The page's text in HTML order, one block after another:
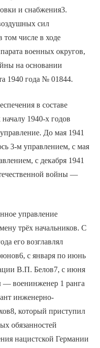
и снабжения3.
сил
числе в ходе
военных округов,
на основании
1940 года № 01844.
в составе
1940-х годов
До мая 1941
3-м управлением, с мая
с декабря 1941
войны —
управление
трёх начальников. С
его возглавлял
с января по июнь
В.П. Белов7, с июня
— военинженер 1 ранга
инженерно-
который приступил
обязанностей
нацистской Германии